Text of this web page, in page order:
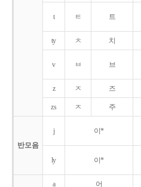
t ㅌ 트
ty ㅊ 치
v ㅂ 브
z ㅈ 즈
zs ㅈ 주
반모음
j 이*
ly 이*
a 어